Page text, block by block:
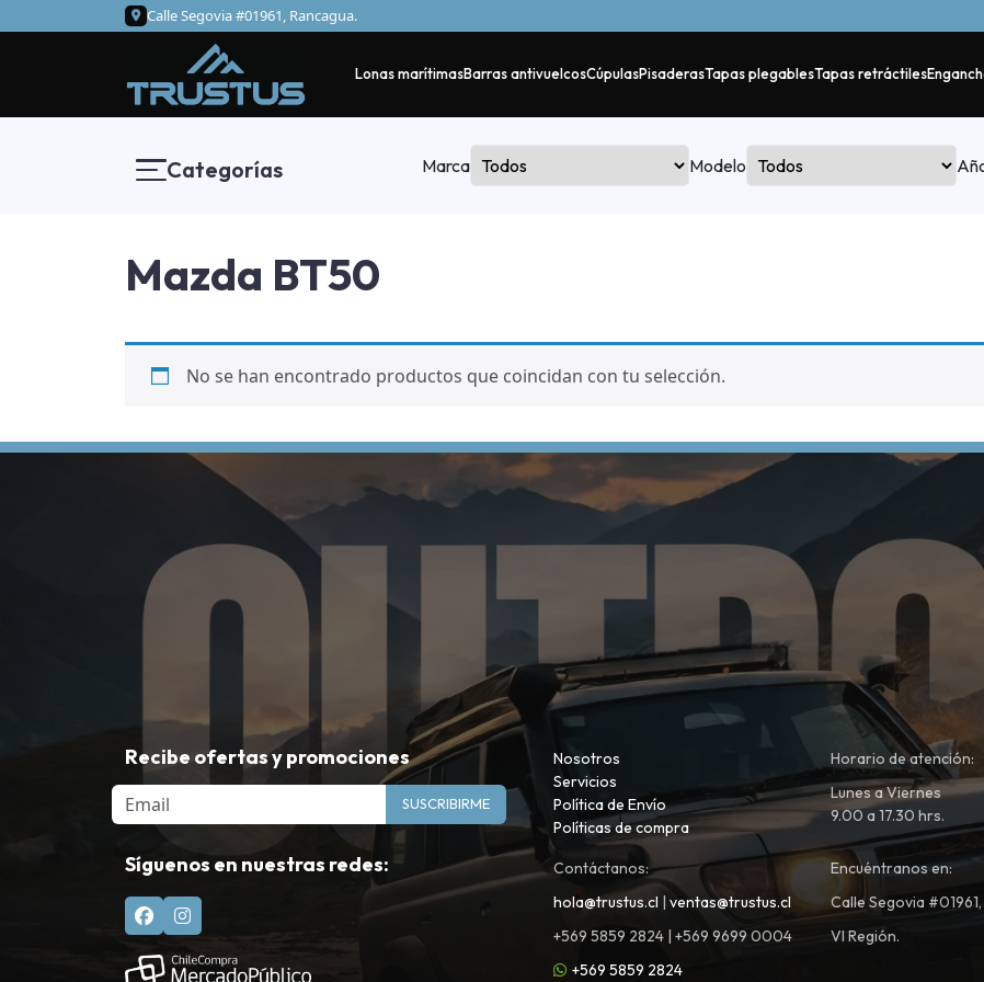
Calle Segovia #01961, Rancagua.
Lonas marítimasBarras antivuelcosCúpulasPisaderasTapas plegablesTapas retráctiles
Categorías Marca Modelo
Mazda BT50
No se han encontrado productos que coincidan con tu selección.
Recibe ofertas y promociones
Email SUSCRIBIRME
Síguenos en nuestras redes:
Nosotros
Servicios
Política de Envío
Políticas de compra
Horario de atención:
Lunes a Viernes
9.00 a 17.30 hrs.
Contáctanos:
hola@trustus.cl | ventas@trustus.cl
+569 5859 2824 | +569 9699 0004
+569 5859 2824
Encuéntranos en:
Calle Segovia
VI Región.